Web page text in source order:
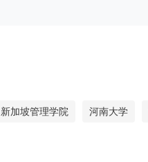
新加坡管理学院 河南大学